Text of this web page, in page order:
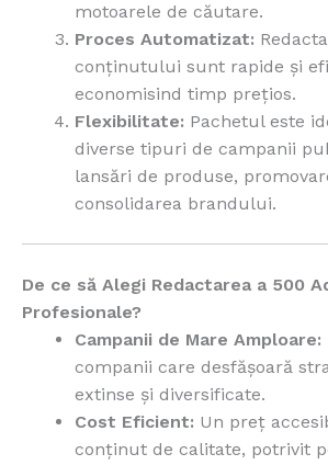
motoarele de căutare.
Proces Automatizat:
conținutului sunt rapide și
economisind timp prețios.
Flexibilitate: Pachetul este
diverse tipuri de campanii
lansări de produse,
consolidarea brandului.
De ce să Alegi Redactarea a 500
Profesionale?
Campanii de Mare Amploare:
companii care desfășoară
extinse și diversificate.
Cost Eficient: Un preț
conținut de calitate, potrivit